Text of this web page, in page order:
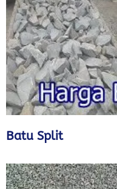
Batu Split